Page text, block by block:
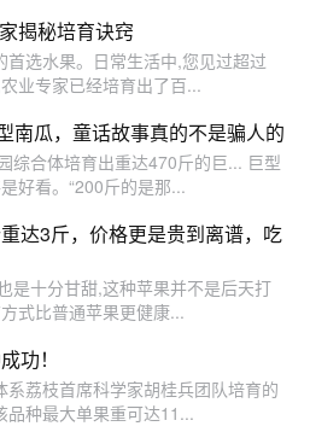
揭秘培育诀窍
选水果。日常生活中,您见过超过
业专家已经培育出了百...
南瓜，童话故事真的不是骗人的
综合体培育出重达470斤的巨... 巨型
好看。“200斤的是那...
达3斤，价格更是贵到离谱，吃
是十分甘甜,这种苹果并不是后天打
式比普通苹果更健康...
功！
荔枝首席科学家胡桂兵团队培育的
品种最大单果重可达11...